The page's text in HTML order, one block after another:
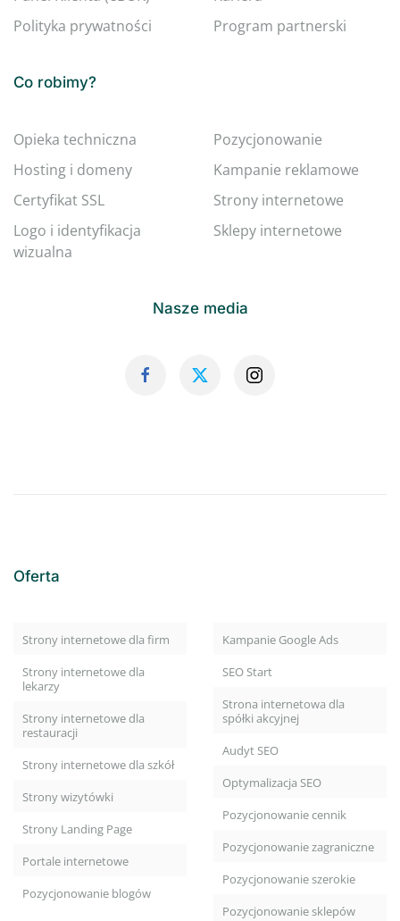
Polityka prywatności
Program partnerski
Co robimy?
Opieka techniczna
Hosting i domeny
Certyfikat SSL
Logo i identyfikacja
wizualna
Pozycjonowanie
Kampanie reklamowe
Strony internetowe
Sklepy internetowe
Nasze media
Oferta
Strony internetowe dla firm
Strony internetowe dla
lekarzy
Strony internetowe dla
restauracji
Strony internetowe dla szkół
Strony wizytówki
Strony Landing Page
Portale internetowe
Pozycjonowanie blogów
Kampanie Google Ads
SEO Start
Strona internetowa dla
spółki akcyjnej
Audyt SEO
Optymalizacja SEO
Pozycjonowanie cennik
Pozycjonowanie zagraniczne
Pozycjonowanie szerokie
Pozycjonowanie sklepów